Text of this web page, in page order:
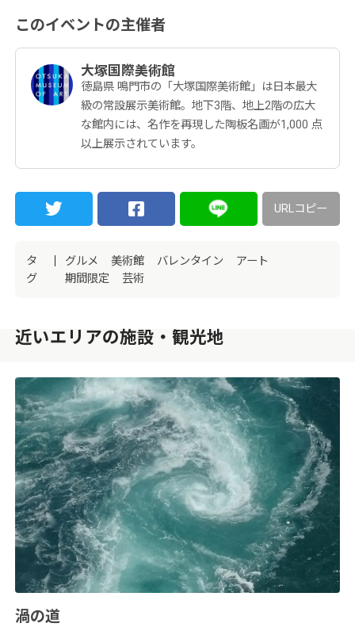
このイベントの主催者
大塚国際美術館
徳島県 鳴門市の「大塚国際美術館」は日本最大
級の常設展示美術館。地下3階、地上2階の広大
な館内には、名作を再現した陶板名画が1,000 点
以上展示されています。
URLコピー
タ
グ
グルメ 美術館 バレンタイン
アート
期間限定
芸術
近いエリアの施設・観光地
渦の道